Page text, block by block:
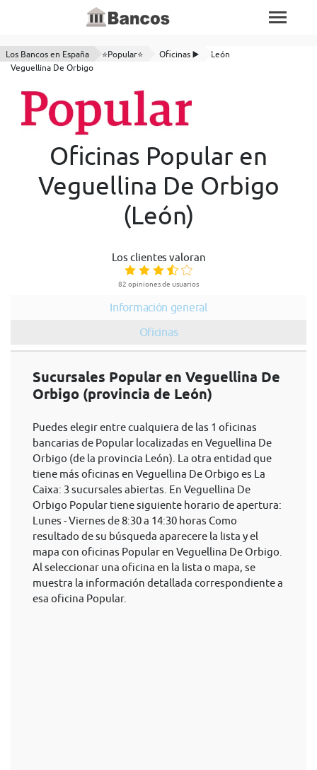
Los Bancos en España ⭐Popular⭐ Oficinas ▶️
León
Veguellina De Orbigo
Oficinas Popular en
Veguellina De Orbigo
(León)
Los clientes valoran
82 opiniones de usuarios
Información general
Oficinas
Sucursales Popular en Veguellina De
Orbigo (provincia de León)
Puedes elegir entre cualquiera de las 1 oficinas
bancarias de Popular localizadas en Veguellina De
Orbigo (de la provincia León). La otra entidad que
tiene más oficinas en Veguellina De Orbigo es La
Caixa: 3 sucursales abiertas. En Veguellina De
Orbigo Popular tiene siguiente horario de apertura:
Lunes - Viernes de 8:30 a 14:30 horas Como
resultado de su búsqueda aparecere la lista y el
mapa con oficinas Popular en Veguellina De Orbigo.
Al seleccionar una oficina en la lista o mapa, se
muestra la información detallada correspondiente a
esa oficina Popular.